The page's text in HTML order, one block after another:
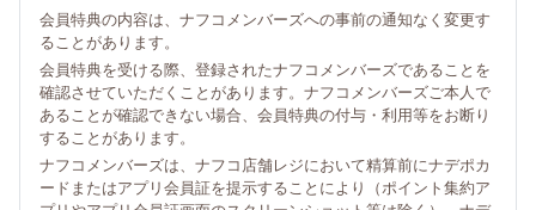
会員特典の内容は、ナフコメンバーズへの事前の通知なく変更す
ることがあります。
会員特典を受ける際、登録されたナフコメンバーズであることを
確認させていただくことがあります。ナフコメンバーズご本人で
あることが確認できない場合、会員特典の付与・利用等をお断り
することがあります。
ナフコメンバーズは、ナフコ店舗レジにおいて精算前にナデポカ
ードまたはアプリ会員証を提示することにより（ポイント集約ア